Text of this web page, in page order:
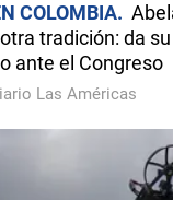
COLOMBIA
tradición: da
ante el Congreso
Las Américas